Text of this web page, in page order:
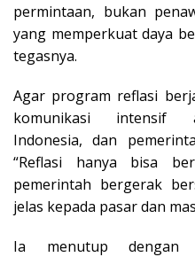
permintaan, bukan
yang memperkuat daya
tegasnya.
Agar program reflasi
komunikasi intensif
Indonesia, dan
“Reflasi hanya bisa
pemerintah bergerak
jelas kepada pasar dan
Ia menutup dengan